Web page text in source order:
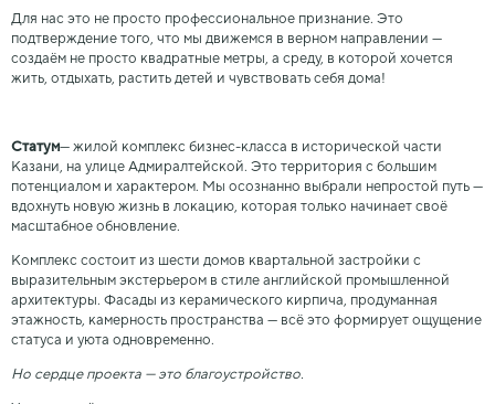
Для нас это не просто профессиональное признание. Это
подтверждение того, что мы движемся в верном направлении —
создаём не просто квадратные метры, а среду, в которой хочется
жить, отдыхать, растить детей и чувствовать себя дома!
Статум— жилой комплекс бизнес-класса в исторической части
Казани, на улице Адмиралтейской. Это территория с большим
потенциалом и характером. Мы осознанно выбрали непростой путь —
вдохнуть новую жизнь в локацию, которая только начинает своё
масштабное обновление.
Комплекс состоит из шести домов квартальной застройки с
выразительным экстерьером в стиле английской промышленной
архитектуры. Фасады из керамического кирпича, продуманная
этажность, камерность пространства — всё это формирует ощущение
статуса и уюта одновременно.
Но сердце проекта — это благоустройство.